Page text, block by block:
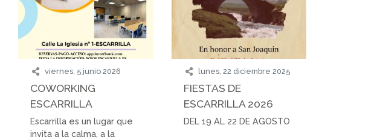
viernes, 5 junio 2026
COWORKING
ESCARRILLA
Escarrilla es un lugar que
invita a la calma, a la
lunes, 22 diciembre 2025
FIESTAS DE
ESCARRILLA 2026
DEL 19 AL 22 DE AGOSTO